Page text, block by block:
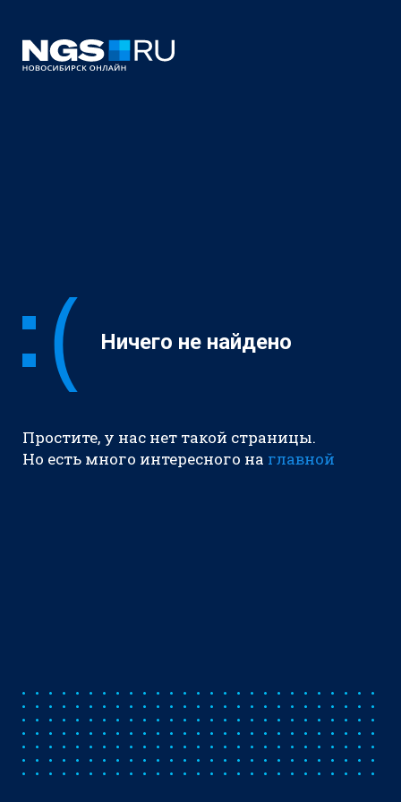
Ничего не найдено
Простите, у нас нет такой страницы.
Но есть много интересного на главной